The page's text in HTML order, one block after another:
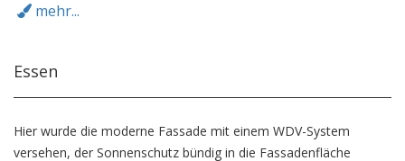
mehr...
Essen
Hier wurde die moderne Fassade mit einem WDV-System
versehen, der Sonnenschutz bündig in die Fassadenfläche